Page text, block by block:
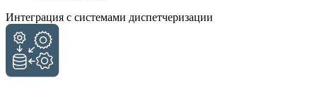
Интеграция с системами диспетчеризации